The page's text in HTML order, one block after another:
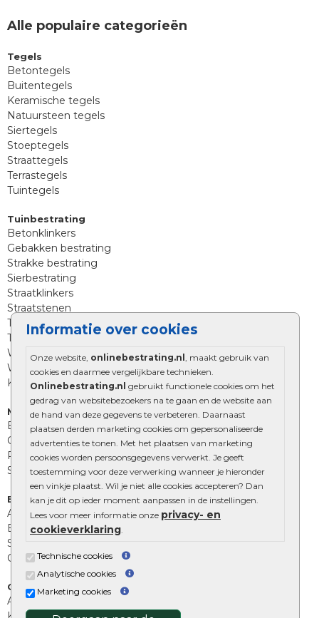
Informatie over cookies
Onze website, onlinebestrating.nl
, maakt gebruik van
cookies en daarmee vergelijkbare technieken.
Onlinebestrating.nl gebruikt functionele cookies om het
gedrag van websitebezoekers na te gaan en de website aan
de hand van deze gegevens te verbeteren. Daarnaast
plaatsen derden marketing cookies om gepersonaliseerde
advertenties te tonen. Met het plaatsen van marketing
cookies worden persoonsgegevens verwerkt. Je geeft
toestemming voor deze verwerking wanneer je hieronder
een vinkje plaatst. Wil je niet alle cookies accepteren? Dan
kan je dit op ieder moment aanpassen in de instellingen.
Lees voor meer informatie onze privacy- en
cookieverklaring
Technische cookies
Analytische cookies
Marketing cookies
Alle populaire categorieën
Tegels
Betontegels
Buitentegels
Keramische tegels
Natuursteen tegels
Siertegels
Stoeptegels
Straattegels
Terrastegels
Tuintegels
Tuinbestrating
Betonklinkers
Gebakken bestrating
Strakke bestrating
Sierbestrating
Straatklinkers
Straatstenen
Trommelstenen
Tuinstenen
Waalformaat
Wildverband bestrating
Kingstones
Muurelementen
Betonbielzen
Opsluitbanden
Palissades
Stapelblokken
Extra benodigdheden
Afwatering en diversen
Beplantings en betonelementen
Split, grind en zand
Oprit tegels
Overig
Aanbiedingen